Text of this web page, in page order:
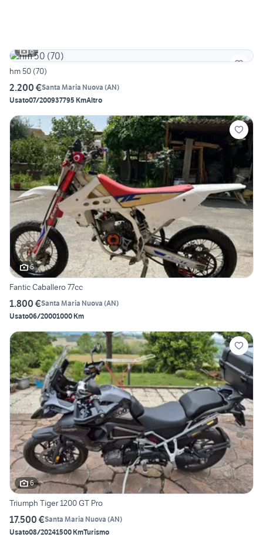
6
hm 50 (70)
2.200 €Santa Maria Nuova (AN)
Usato07/200937795 KmAltro
6
Fantic Caballero 77cc
1.800 €Santa Maria Nuova (AN)
Usato06/20001000 Km
6
Triumph Tiger 1200 GT Pro
17.500 €Santa Maria Nuova (AN)
Usato08/20241500 KmTurismo